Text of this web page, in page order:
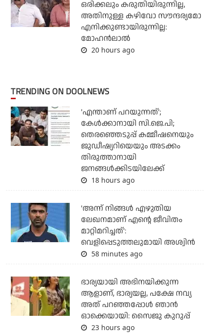
ഒരിക്കലും കരുതിയിരുന്നില്ല,
അതിനുള്ള കഴിവോ സൗന്ദര്യമോ
എനിക്കുണ്ടായിരുന്നില്ല:
മോഹൻലാൽ
20 hours ago
TRENDING ON DOOLNEWS
'എന്താണ് പറയുന്നത്';
കേള്‍ക്കാനായി സി.ജെ.പി;
തെരഞ്ഞെടുപ്പ് കമ്മീഷനെയും
ജുഡീഷ്യറിയെയും അടക്കം
തിരുത്താനായി
ജനങ്ങള്‍ക്കിടയിലേക്ക്
18 hours ago
'അന്ന് നിങ്ങള്‍ എഴുതിയ
ലേഖനമാണ് എന്റെ ജീവിതം
മാറ്റിമറിച്ചത്':
വെളിപ്പെടുത്തലുമായി അശ്വിന്‍
58 minutes ago
ഭാര്യയായി അഭിനയിക്കുന്ന
ആളാണ്, ഭാര്യയല്ല, പക്ഷേ നവ്യ
അത് പറഞ്ഞപ്പോള്‍ ഞാന്‍
ഓക്കെയായി: സൈജു കുറുപ്പ്
23 hours ago